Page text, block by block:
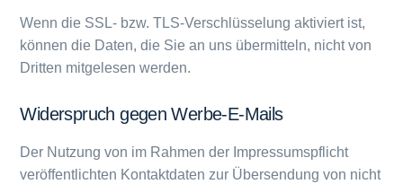
Wenn die SSL- bzw. TLS-Verschlüsselung aktiviert ist,
können die Daten, die Sie an uns übermitteln, nicht von
Dritten mitgelesen werden.
Widerspruch gegen Werbe-E-Mails
Der Nutzung von im Rahmen der Impressumspflicht
veröffentlichten Kontaktdaten zur Übersendung von nicht